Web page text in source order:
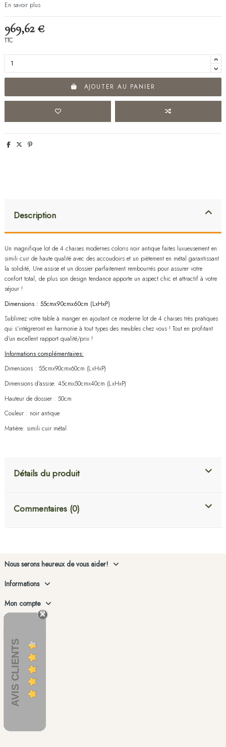
En savoir plus
969,62 €
TTC
AJOUTER AU PANIER
Description
Un magnifique lot de 4 chaises modernes coloris noir antique faites luxueusement en
simili cuir de haute qualité avec des accoudoirs et un piètement en métal garantissant
la solidité, Une assise et un dossier parfaitement rembourrés pour assurer votre
confort total, de plus son design tendance apporte un aspect chic et attractif à votre
séjour !
Dimensions : 55cmx90cmx60cm (LxHxP)
Sublimez votre table à manger en ajoutant ce moderne lot de 4 chaises très pratiques
qui s'intégreront en harmonie à tout types des meubles chez vous ! Tout en profitant
d'un excellent rapport qualité/prix !
Informations complémentaires:
Dimensions : 55cmx90cmx60cm (LxHxP)
Dimensions d'assise: 45cmx50cmx40cm (LxHxP)
Hauteur de dossier : 50cm
Couleur : noir antique
Matière: simili cuir métal
Détails du produit
Commentaires (0)
Nous serons heureux de vous aider!
Informations
Mon compte
AVIS CLIENTS